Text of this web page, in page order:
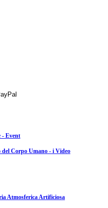
- Event
del Corpo Umano - i Video
Atmosferica Artificiosa